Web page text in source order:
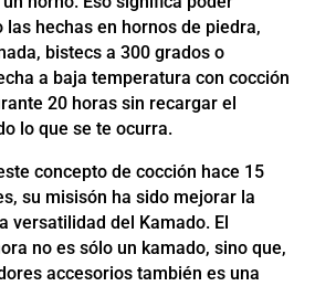
hechas en hornos de piedra,
bistecs a 300 grados o
a baja temperatura con cocción
20 horas sin recargar el
lo que se te ocurra.
concepto de cocción hace 15
su misisón ha sido mejorar la
versatilidad del Kamado. El
no es sólo un kamado, sino que,
accesorios también es una